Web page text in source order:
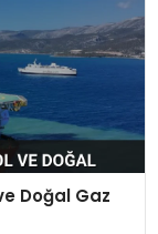
Doğal Gaz